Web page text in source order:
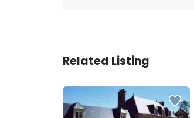
Related Listing